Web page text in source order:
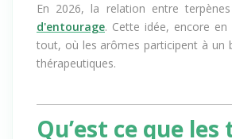
En 2026, la relation entre
d'entourage. Cette idée, encore
tout, où les arômes participent à un
thérapeutiques.
Qu’est ce que